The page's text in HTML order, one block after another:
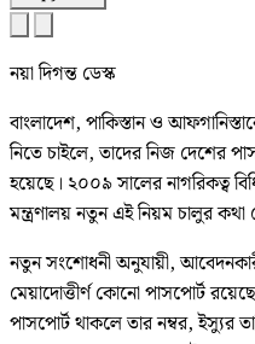
নয়া দিগন্ত ডেস্ক
বাংলাদেশ, পাকিস্তান ও
নিতে চাইলে, তাদের নিজ দেশের
হয়েছে। ২০০৯ সালের নাগরিকত্ব
মন্ত্রণালয় নতুন এই নিয়ম চালুর
নতুন সংশোধনী অনুযায়ী,
মেয়াদোত্তীর্ণ কোনো পাসপোর্ট
পাসপোর্ট থাকলে তার নম্বর, ইস্যুর